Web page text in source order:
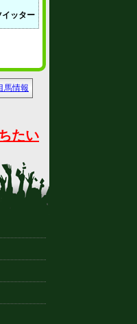
イッター
馬情報
たい